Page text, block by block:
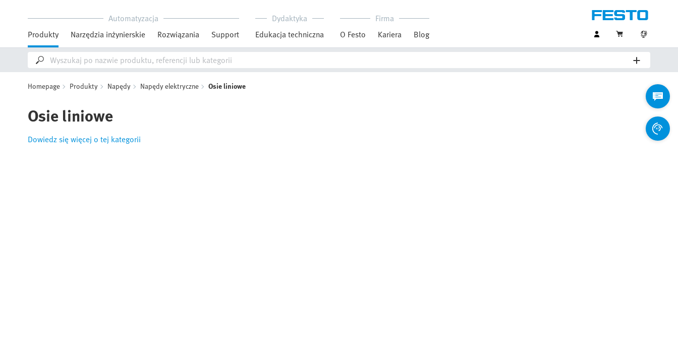
Automatyzacja
Produkty
Narzędzia inżynierskie Rozwiązania Support
Dydaktyka
Edukacja techniczna
Firma
O Festo
Kariera Blog
Homepage Produkty Napędy Napędy elektryczne Osie liniowe
Osie liniowe
Dowiedz się więcej o tej kategorii